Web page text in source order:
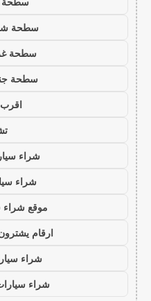
سطحة
سطحة
سطحة
شراء
شراء
موقع شراء
ارقام
شراء
شراء